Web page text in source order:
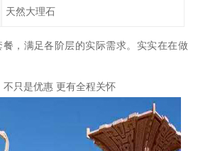
天然大理石
，满足各阶层的实际需求。实实在在做
只是优惠 更有全程关怀